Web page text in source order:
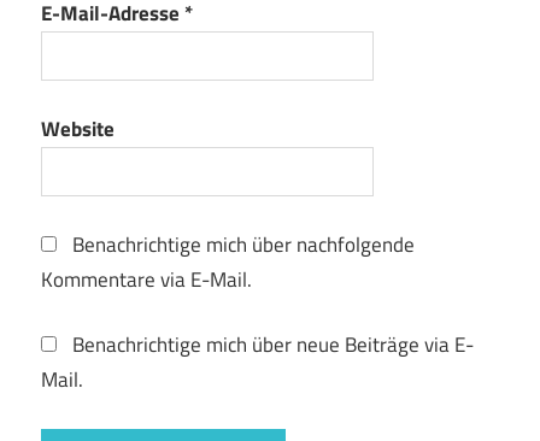
E-Mail-Adresse *
Website
Benachrichtige mich über nachfolgende
Kommentare via E-Mail.
Benachrichtige mich über neue Beiträge via E-
Mail.